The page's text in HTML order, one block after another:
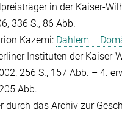
in der Kaiser-
336 S., 86 Abb.
Kazemi: Dahlem –
Instituten der Kaiser-
256 S., 157 Abb. – 4.
Abb.
durch das Archiv zur